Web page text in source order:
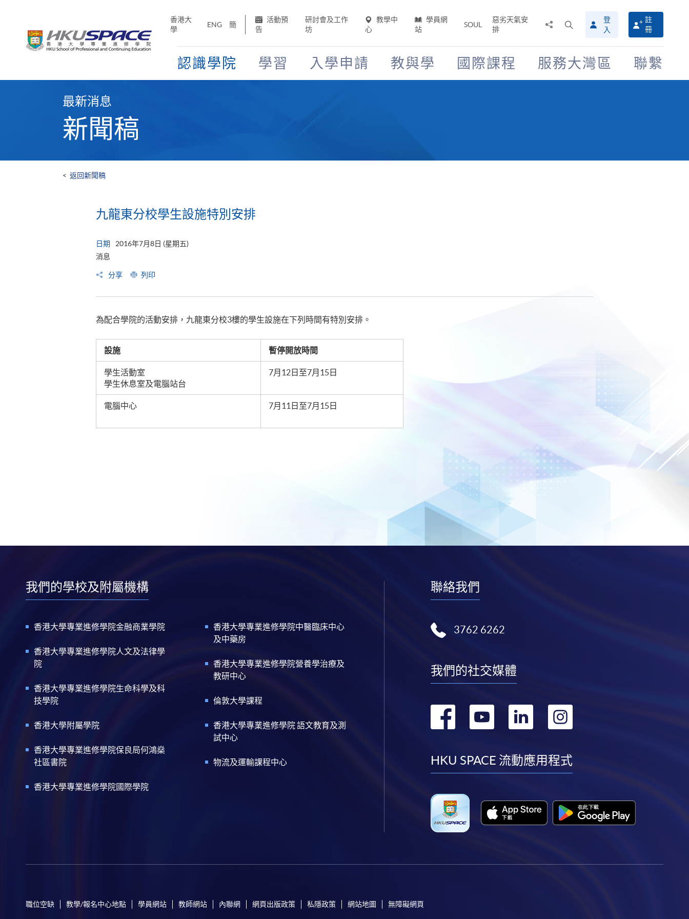
香港大
學
ENG 簡
活動預
告
研討會及工作
坊
教學中
心
學員網
站
SOUL
惡劣天氣安
排
搜
尋
介
面
登
入
註
冊
認識學院 學習 入學申請 教與學 國際課程 服務大灣區 聯繫
最新消息
新聞稿
< 返回新聞稿
九龍東分校學生設施特別安排
日期
2016年7月8日 (星期五)
消息
分享 列印
為配合學院的活動安排，九龍東分校3樓的學生設施在下列時間有特別安排。
設施 暫停開放時間
學生活動室
學生休息室及電腦站台
7月12日至7月15日
電腦中心 7月11日至7月15日
我們的學校及附屬機構
香港大學專業進修學院金融商業學院
香港大學專業進修學院人文及法律學
院
香港大學專業進修學院生命科學及科
技學院
香港大學附屬學院
香港大學專業進修學院保良局何鴻燊
社區書院
香港大學專業進修學院國際學院
香港大學專業進修學院中醫臨床中心
及中藥房
香港大學專業進修學院營養學治療及
教研中心
倫敦大學課程
香港大學專業進修學院 語文教育及測
試中心
物流及運輸課程中心
聯絡我們
3762 6262
我們的社交媒體
轉
facebook
轉
youtube
轉
linkedin
轉
instagram
HKU SPACE 流動應用程式
職位空缺 教學/報名中心地點 學員網站 教師網站 內聯網 網頁出版政策 私隱政策 網站地圖 無障礙網頁